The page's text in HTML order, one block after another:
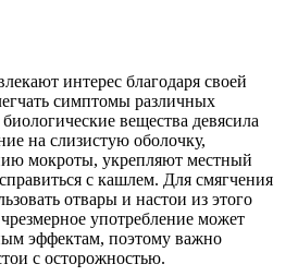
интерес благодаря своей
симптомы различных
вещества девясила
на слизистую оболочку,
мокроты, укрепляют местный
с кашлем. Для смягчения
отвары и настои из этого
употребление может
эффектам, поэтому важно
с осторожностью.